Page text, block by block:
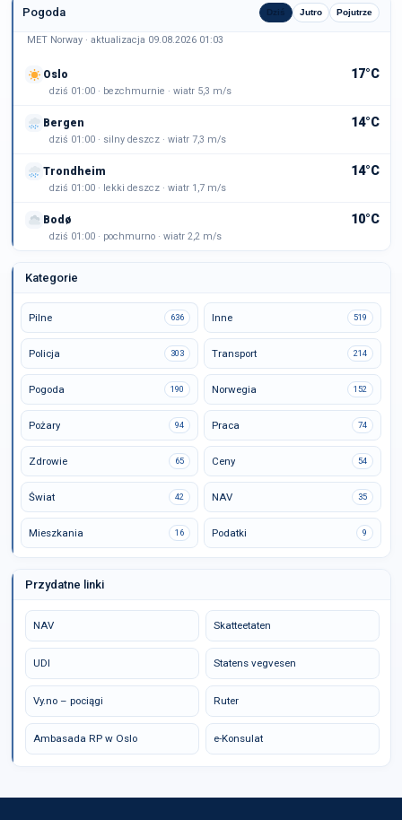
Pogoda Dziś Jutro Pojutrze
MET Norway · aktualizacja 09.08.2026 01:03
Oslo 17°C
dziś 01:00 · bezchmurnie · wiatr 5,3 m/s
Bergen 14°C
dziś 01:00 · silny deszcz · wiatr 7,3 m/s
Trondheim 14°C
dziś 01:00 · lekki deszcz · wiatr 1,7 m/s
Bodø 10°C
dziś 01:00 · pochmurno · wiatr 2,2 m/s
Kategorie
Pilne 636 Inne 519
Policja 303 Transport 214
Pogoda 190 Norwegia 152
Pożary 94 Praca 74
Zdrowie 65 Ceny 54
Świat 42 NAV 35
Mieszkania 16 Podatki 9
Przydatne linki
NAV Skatteetaten
UDI Statens vegvesen
Vy.no – pociągi Ruter
Ambasada RP w Oslo e-Konsulat